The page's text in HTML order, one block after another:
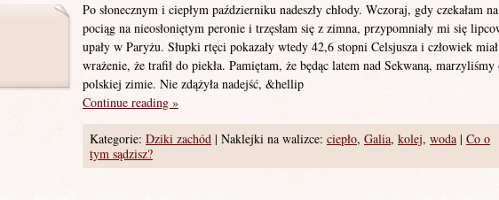
Po słonecznym i ciepłym październiku nadeszły chłody. Wczoraj, gdy czekałam na
pociąg na nieosłoniętym peronie i trzęsłam się z zimna, przypomniały mi się
upały w Paryżu. Słupki rtęci pokazały wtedy 42,6 stopni Celsjusza i człowiek miał
wrażenie, że trafił do piekła. Pamiętam, że będąc latem nad Sekwaną, marzyliśmy
polskiej zimie. Nie zdążyła nadejść, &hellip
Continue reading »
Kategorie: Dziki zachód | Naklejki na walizce: ciepło, Galia, kolej, woda | Co o
tym sądzisz?